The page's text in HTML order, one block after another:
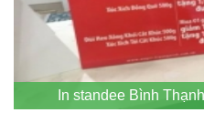
In standee Bình